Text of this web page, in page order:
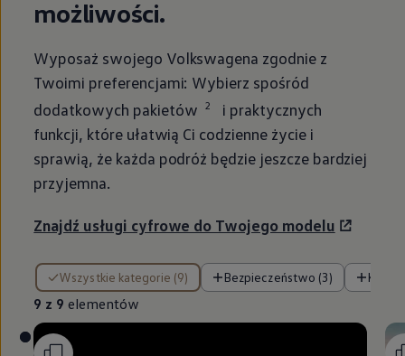
możliwości.
Wyposaż swojego Volkswagena zgodnie z
Twoimi preferencjami: Wybierz spośród
dodatkowych pakietów
2
i praktycznych
funkcji, które ułatwią Ci codzienne życie i
sprawią, że każda podróż będzie jeszcze bardziej
przyjemna.
Znajdź usługi cyfrowe do Twojego modelu
Wszystkie kategorie (9) Bezpieczeństwo (3)
9 z 9 elementów
9 z 9 elementów